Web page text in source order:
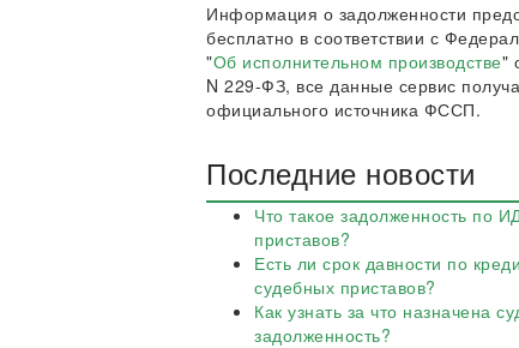
Информация о задолженности
бесплатно в соответствии с
"Об исполнительном производстве"
N 229-ФЗ, все данные сервис
официального источника ФССП.
Последние новости
Что такое задолженность по
приставов?
Есть ли срок давности по
судебных приставов?
Как узнать за что назначена
задолженность?